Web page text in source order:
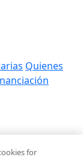
Quienes
for